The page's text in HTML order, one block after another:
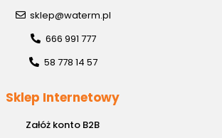
sklep@waterm.pl
666 991 777
58 778 14 57
Sklep Internetowy
Załóż konto B2B